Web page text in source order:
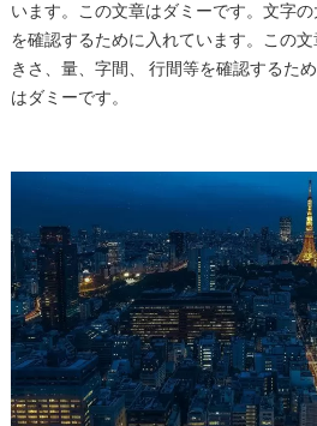
います。この文章はダミーです。文字
を確認するために入れています。この
きさ、量、字間、 行間等を確認するた
はダミーです。